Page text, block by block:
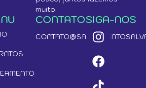
muito.
CONTATOSIGA-NOS